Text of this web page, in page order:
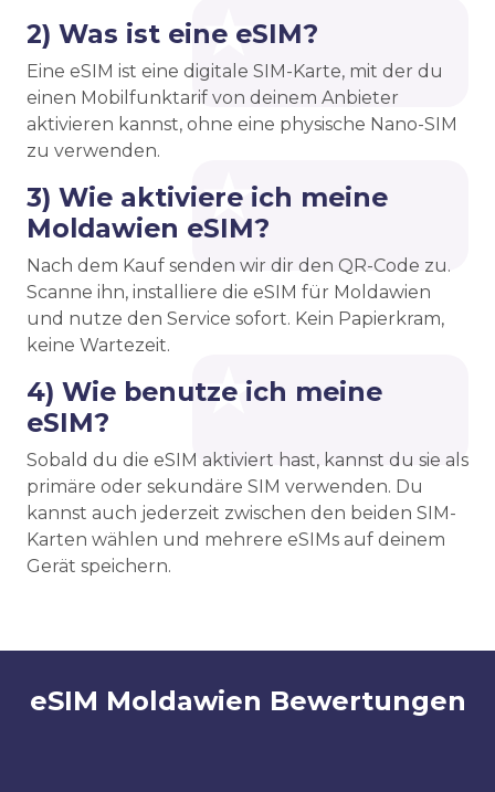
2) Was ist eine eSIM?
Eine eSIM ist eine digitale SIM-Karte, mit der du
einen Mobilfunktarif von deinem Anbieter
aktivieren kannst, ohne eine physische Nano-SIM
zu verwenden.
3) Wie aktiviere ich meine
Moldawien eSIM?
Nach dem Kauf senden wir dir den QR-Code zu.
Scanne ihn, installiere die eSIM für Moldawien
und nutze den Service sofort. Kein Papierkram,
keine Wartezeit.
4) Wie benutze ich meine
eSIM?
Sobald du die eSIM aktiviert hast, kannst du sie als
primäre oder sekundäre SIM verwenden. Du
kannst auch jederzeit zwischen den beiden SIM-
Karten wählen und mehrere eSIMs auf deinem
Gerät speichern.
eSIM Moldawien Bewertungen